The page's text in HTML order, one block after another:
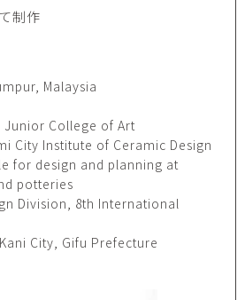
制作
Malaysia
Junior College of Art
City Institute of Ceramic Design
for design and planning at
potteries
Division, 8th International
City, Gifu Prefecture